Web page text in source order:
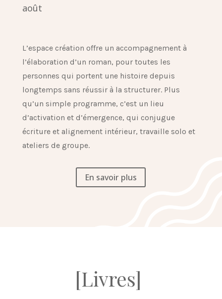
août
L’espace création offre un accompagnement à
l’élaboration d’un roman, pour toutes les
personnes qui portent une histoire depuis
longtemps sans réussir à la structurer. Plus
qu’un simple programme, c’est un lieu
d’activation et d’émergence, qui conjugue
écriture et alignement intérieur, travaille solo et
ateliers de groupe.
En savoir plus
[Livres]